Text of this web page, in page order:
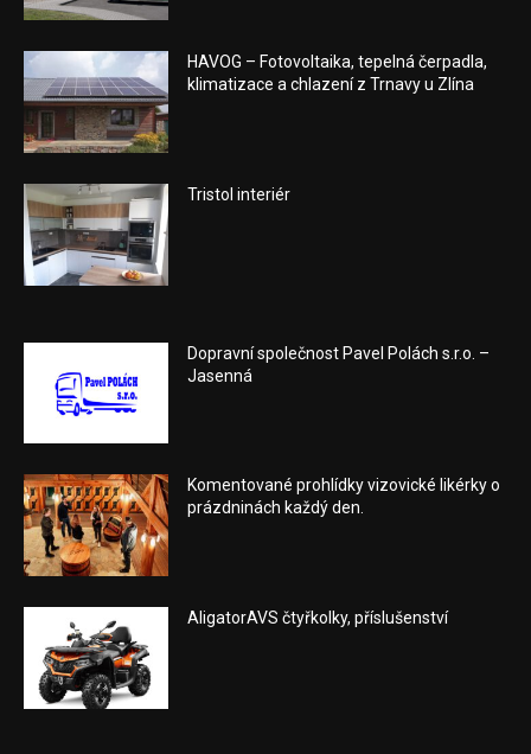
HAVOG – Fotovoltaika, tepelná čerpadla,
klimatizace a chlazení z Trnavy u Zlína
Tristol interiér
Dopravní společnost Pavel Polách s.r.o. –
Jasenná
Komentované prohlídky vizovické likérky o
prázdninách každý den.
AligatorAVS čtyřkolky, příslušenství